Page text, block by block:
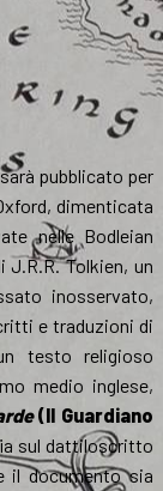
pubblicato per
dimenticata
nelle Bodleian
J.R.R. Tolkien, un
inosservato,
e traduzioni di
testo religioso
medio inglese,
(Il Guardiano
sul dattiloscritto
il documento sia